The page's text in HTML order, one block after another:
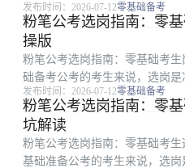
耽误报考。本文是粉笔推出的零
人条件梳理、职位表初筛操作、
个模块展开，全...
发布时间：2026-07-12零基础备考
粉笔公考选岗指南：零
操版
粉笔公考选岗指南：零基础考
础备考公考的考生来说，选岗是
生拿到职位表后不知道从何下手
是粉笔整理的公考选岗实操指南
梳理方法、逐层筛...
发布时间：2026-07-12零基础备考
粉笔公考选岗指南：零
坑解读
粉笔公考选岗指南：零基础考
基础准备公考的考生来说，选岗